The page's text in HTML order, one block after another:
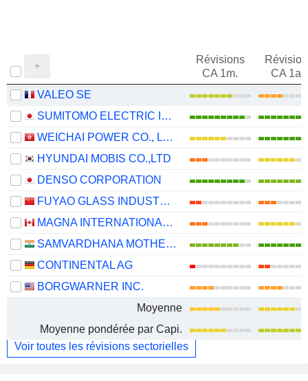
Révisions
CA 1m.
CA 1an
VALEO SE
SUMITOMO ELECTRIC INDUSTRIES, LTD.
WEICHAI POWER CO., LTD.
HYUNDAI MOBIS CO.,LTD
DENSO CORPORATION
FUYAO GLASS INDUSTRY GROUP CO., LTD.
MAGNA INTERNATIONAL INC.
SAMVARDHANA MOTHERSON INTERNATIONAL LIMITED
CONTINENTAL AG
BORGWARNER INC.
Moyenne
Moyenne pondérée par Capi.
Voir toutes les révisions sectorielles